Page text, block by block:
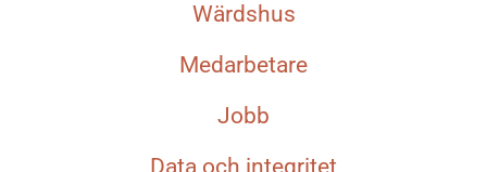
Wärdshus
Medarbetare
Jobb
Data och integritet